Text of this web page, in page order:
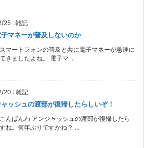
25 : 雑記
マネーが普及しないのか
マートフォンの普及と共に電子マネーが急速に
きましたよね。 電子マ ...
20 : 雑記
ッシュの渡部が復帰したらしいぞ！
んばんわ アンジャッシュの渡部が復帰したら
ね。何年ぶりですかね？ ...